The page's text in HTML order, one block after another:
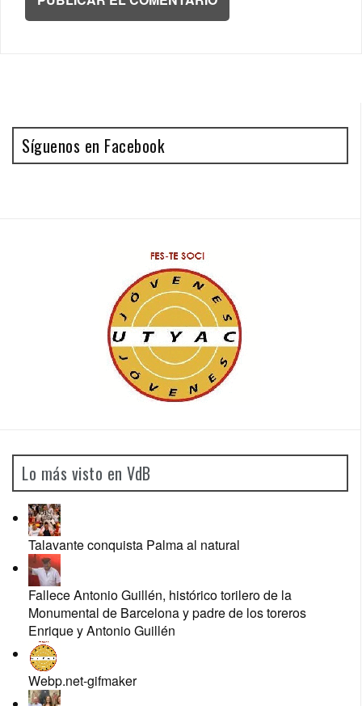
Síguenos en Facebook
Lo más visto en VdB
Talavante conquista Palma al natural
Fallece Antonio Guillén, histórico torilero de la
Monumental de Barcelona y padre de los toreros
Enrique y Antonio Guillén
Webp.net-gifmaker